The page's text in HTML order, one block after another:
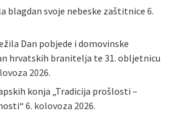
blagdan svoje nebeske zaštitnice 6.
Dan pobjede i domovinske
hrvatskih branitelja te 31. obljetnicu
2026.
konja „Tradicija prošlosti –
6. kolovoza 2026.